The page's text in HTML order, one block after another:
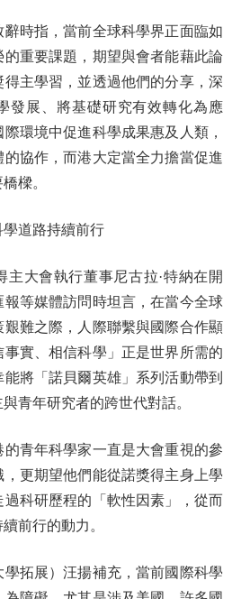
時指，當前全球科學界正面臨如
重要課題，期望與會者能藉此論
主學習，並透過他們的分享，深
發展、將基礎研究有效轉化為應
環境中促進科學成果惠及人類，
協作，而港大定當全力擔當促進
樑。
道路持續前行
大會執行董事尼古拉·特納在開
等媒體訪問時坦言，在當今全球
難之際，人際聯繫與國際合作顯
實、相信科學」正是世界所需的
將「諾貝爾英雄」系列活動帶到
青年研究者的跨世代對話。
青年科學家一直是大會重視的參
更期望他們能從諾獎得主身上學
過科研歷程的「軟性因素」，從而
前行的動力。
拓展）汪揚補充，當前國際科學